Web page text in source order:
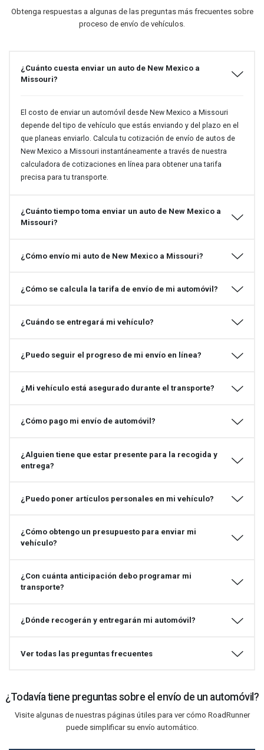
Obtenga respuestas a algunas de las preguntas más frecuentes sobre
proceso de envío de vehículos.
¿Cuánto cuesta enviar un auto de New Mexico a
Missouri?
El costo de enviar un automóvil desde New Mexico a Missouri
depende del tipo de vehículo que estás enviando y del plazo en el
que planeas enviarlo. Calcula tu cotización de envío de autos de
New Mexico a Missouri instantáneamente a través de nuestra
calculadora de cotizaciones en línea para obtener una tarifa
precisa para tu transporte.
¿Cuánto tiempo toma enviar un auto de New Mexico a
Missouri?
¿Cómo envío mi auto de New Mexico a Missouri?
¿Cómo se calcula la tarifa de envío de mi automóvil?
¿Cuándo se entregará mi vehículo?
¿Puedo seguir el progreso de mi envío en línea?
¿Mi vehículo está asegurado durante el transporte?
¿Cómo pago mi envío de automóvil?
¿Alguien tiene que estar presente para la recogida y
entrega?
¿Puedo poner artículos personales en mi vehículo?
¿Cómo obtengo un presupuesto para enviar mi
vehículo?
¿Con cuánta anticipación debo programar mi
transporte?
¿Dónde recogerán y entregarán mi automóvil?
Ver todas las preguntas frecuentes
¿Todavía tiene preguntas sobre el envío de un automóvil?
Visite algunas de nuestras páginas útiles para ver cómo RoadRunner
puede simplificar su envío automático.